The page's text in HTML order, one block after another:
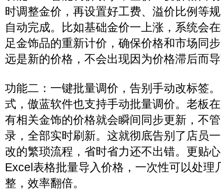
时调整金价，再设置好工费、溢价比例等
自动完成。比如基础金价一上涨，系统会
足金饰品的重新计价，确保价格和市场同
远是新的价格，不会出现因为价格滞后而
功能二：一键批量调价，告别手动改标签
式，傲蓝软件也支持手动批量调价。老板
有相关金饰的价格就会瞬间同步更新，不
录，全部实时刷新。这就彻底告别了店员
改的繁琐流程，省时省力还不出错。更贴
Excel表格批量导入价格，一次性可以处理
整，效率翻倍。